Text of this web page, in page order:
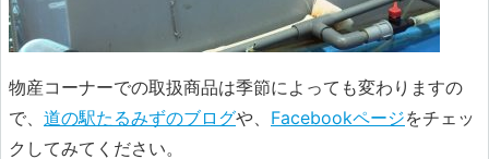
物産コーナーでの取扱商品は季節によっても変わりますの
で、 道の駅たるみずのブログや、 Facebookページをチェッ
クしてみてください。